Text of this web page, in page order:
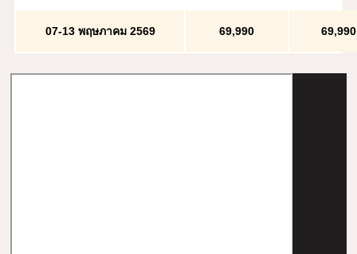
07-13 พฤษภาคม 2569 69,990 69,990